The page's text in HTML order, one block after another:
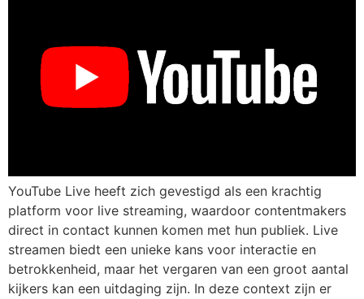
YouTube Live heeft zich gevestigd als een krachtig
platform voor live streaming, waardoor contentmakers
direct in contact kunnen komen met hun publiek. Live
streamen biedt een unieke kans voor interactie en
betrokkenheid, maar het vergaren van een groot aantal
kijkers kan een uitdaging zijn. In deze context zijn er